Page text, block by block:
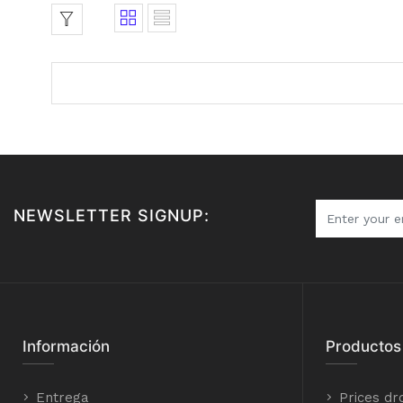
NEWSLETTER SIGNUP:
Información
Entrega
Productos
Prices